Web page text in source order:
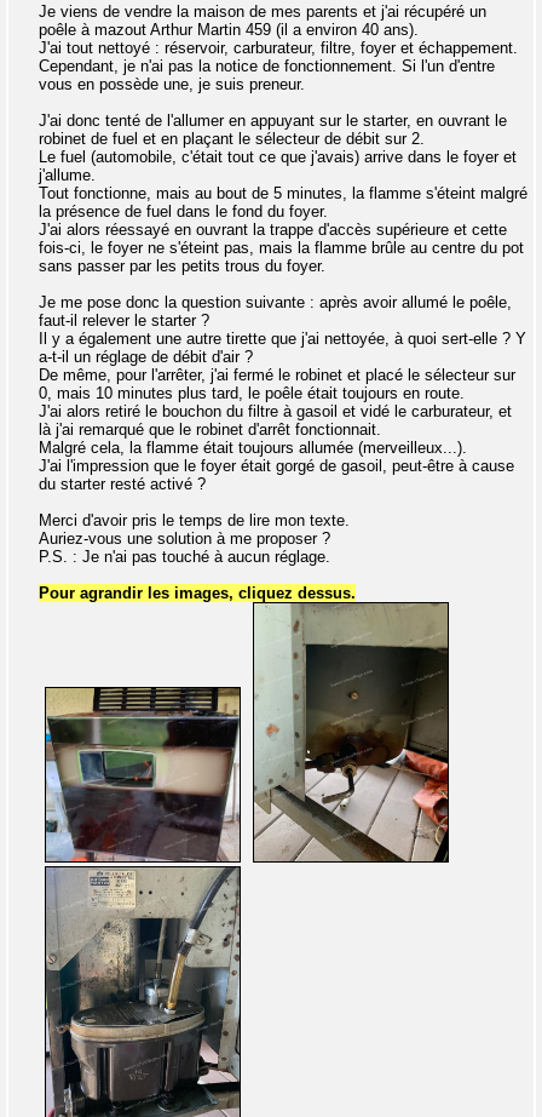
Je viens de vendre la maison de mes parents et j'ai récupéré un
poêle à mazout Arthur Martin 459 (il a environ 40 ans).
J'ai tout nettoyé : réservoir, carburateur, filtre, foyer et échappement.
Cependant, je n'ai pas la notice de fonctionnement. Si l'un d'entre
vous en possède une, je suis preneur.
J'ai donc tenté de l'allumer en appuyant sur le starter, en ouvrant le
robinet de fuel et en plaçant le sélecteur de débit sur 2.
Le fuel (automobile, c'était tout ce que j'avais) arrive dans le foyer et
j'allume.
Tout fonctionne, mais au bout de 5 minutes, la flamme s'éteint malgré
la présence de fuel dans le fond du foyer.
J'ai alors réessayé en ouvrant la trappe d'accès supérieure et cette
fois-ci, le foyer ne s'éteint pas, mais la flamme brûle au centre du pot
sans passer par les petits trous du foyer.
Je me pose donc la question suivante : après avoir allumé le poêle,
faut-il relever le starter ?
Il y a également une autre tirette que j'ai nettoyée, à quoi sert-elle ? Y
a-t-il un réglage de débit d'air ?
De même, pour l'arrêter, j'ai fermé le robinet et placé le sélecteur sur
0, mais 10 minutes plus tard, le poêle était toujours en route.
J'ai alors retiré le bouchon du filtre à gasoil et vidé le carburateur, et
là j'ai remarqué que le robinet d'arrêt fonctionnait.
Malgré cela, la flamme était toujours allumée (merveilleux...).
J'ai l'impression que le foyer était gorgé de gasoil, peut-être à cause
du starter resté activé ?
Merci d'avoir pris le temps de lire mon texte.
Auriez-vous une solution à me proposer ?
P.S. : Je n'ai pas touché à aucun réglage.
Pour agrandir les images, cliquez dessus.